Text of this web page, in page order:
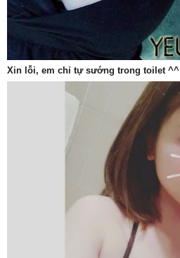
Xin lỗi, em chỉ tự sướng trong toilet ^^